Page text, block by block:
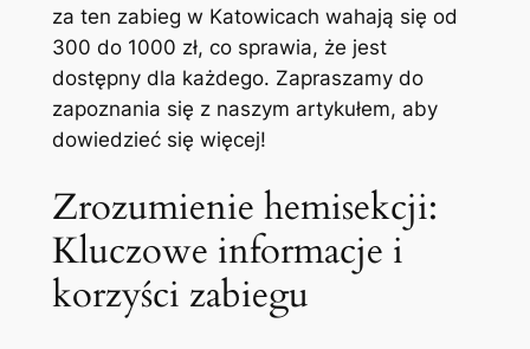
za ten zabieg w Katowicach wahają się⁢ od
300 ‍do 1000 zł, co⁢ sprawia, ⁤że jest
dostępny dla każdego. Zapraszamy do
zapoznania się z naszym artykułem, aby
dowiedzieć się ⁣więcej!
Zrozumienie hemisekcji:
Kluczowe informacje i⁣
korzyści zabiegu